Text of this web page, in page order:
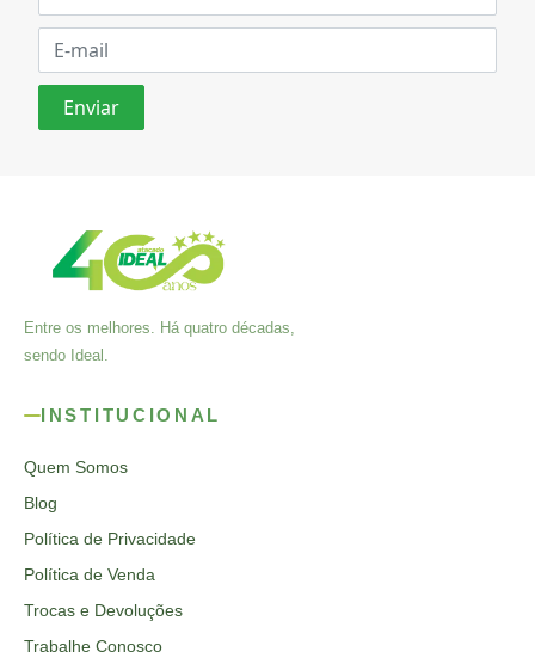
Entre os melhores. Há quatro décadas,
sendo Ideal.
INSTITUCIONAL
Quem Somos
Blog
Política de Privacidade
Política de Venda
Trocas e Devoluções
Trabalhe Conosco